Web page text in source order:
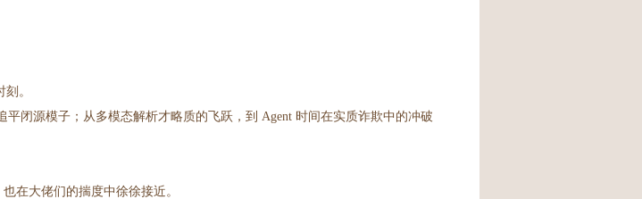
。
闭源模子；从多模态解析才略质的飞跃，到 Agent 时间在实质诈欺中的冲破
在大佬们的揣度中徐徐接近。